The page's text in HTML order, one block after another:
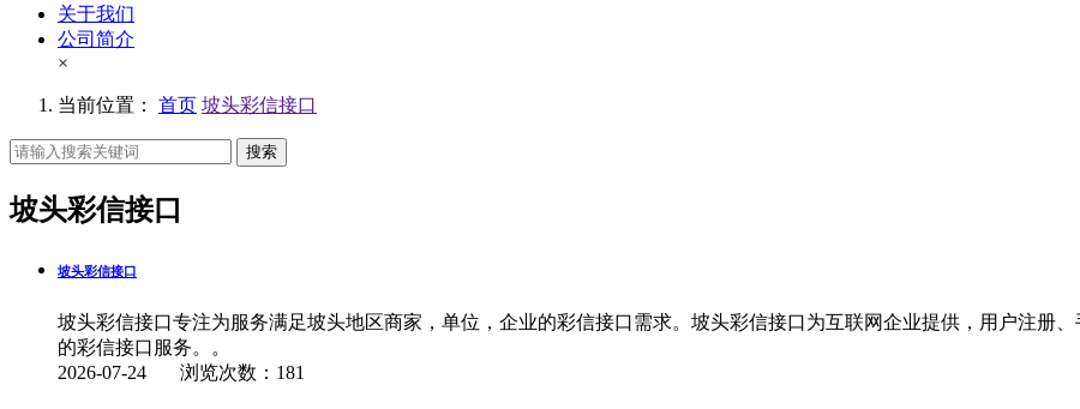
关于我们
公司简介
×
当前位置： 首页 坡头彩信接口
搜索
坡头彩信接口
坡头彩信接口
坡头彩信接口专注为服务满足坡头地区商家，单位，企业的彩信接口需求。坡头彩信接口为互联网企业提供，用户注册
的彩信接口服务。。
2026-07-24 浏览次数：181